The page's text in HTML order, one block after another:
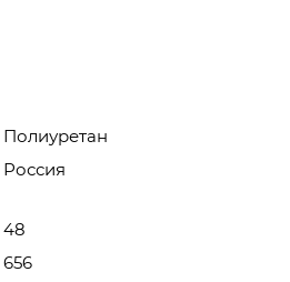
Полиуретан
Россия
48
656